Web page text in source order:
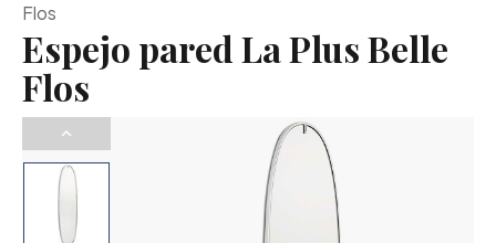
Flos
Espejo pared La Plus Belle
Flos